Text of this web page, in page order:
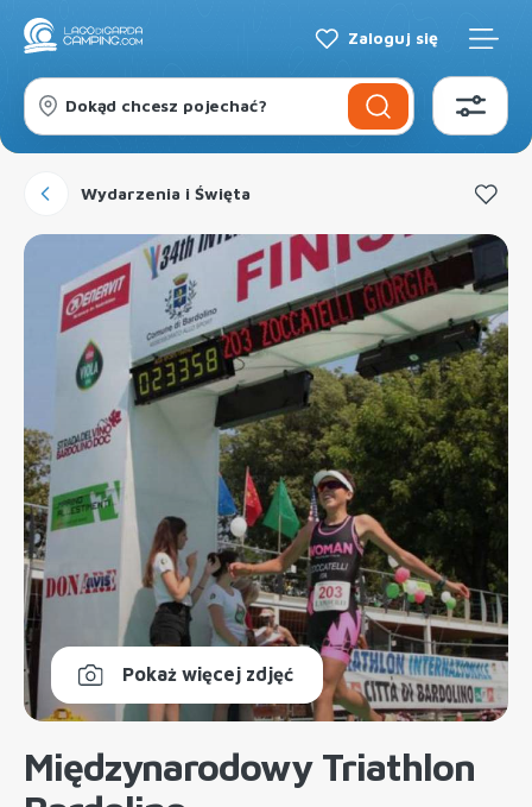
Zaloguj się
Dokąd chcesz pojechać?
Wydarzenia i Święta
Pokaż więcej zdjęć
Międzynarodowy Triathlon